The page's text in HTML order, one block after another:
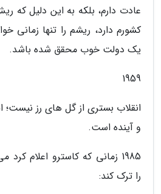
عادت دارم، بلکه به این دلیل که
کشورم دارد، ریشم را تنها زمانی
یک دولت خوب محقق شده باشد.
1959
انقلاب بستری از گل های رز نیست؛
و آینده است.
1985 زمانی که کاسترو اعلام
را ترک کند: